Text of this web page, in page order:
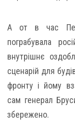
А от в час
пограбувала
внутрішнє
сценарій для
фронту і йому
сам генерал
збережено.